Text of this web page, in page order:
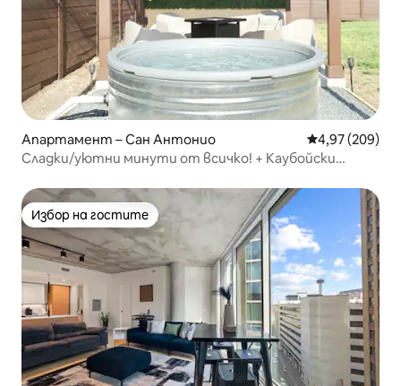
Апартамент – Сан Антонио Средна
4,97 (209)
Сладки/уютни минути от всичко! + Каубойски
Избор на гостите
Избор на гостите